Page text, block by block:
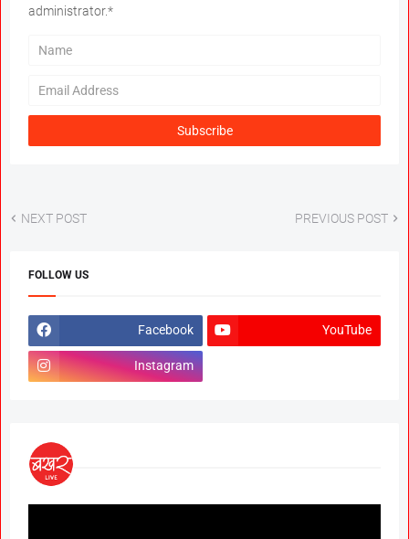
administrator.*
NEXT POST PREVIOUS POST
FOLLOW US
Facebook YouTube
Instagram